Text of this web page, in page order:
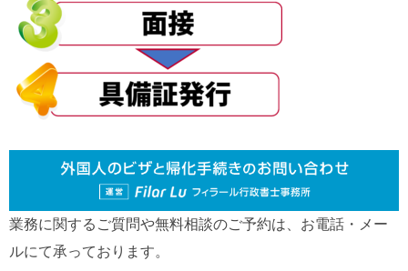
業務に関するご質問や無料相談のご予約は、お電話・メー
ルにて承っております。